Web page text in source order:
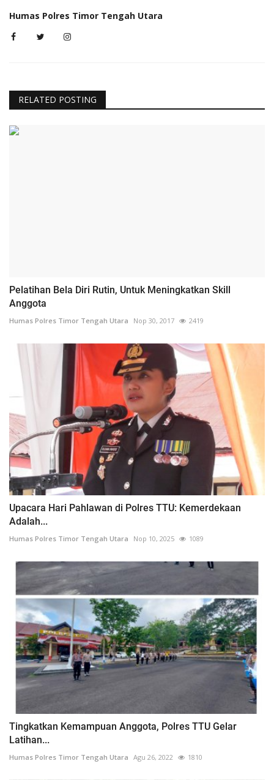
Humas Polres Timor Tengah Utara
RELATED POSTING
Pelatihan Bela Diri Rutin, Untuk Meningkatkan Skill
Anggota
Humas Polres Timor Tengah Utara Nop 30, 2017 2419
Upacara Hari Pahlawan di Polres TTU: Kemerdekaan
Adalah...
Humas Polres Timor Tengah Utara Nop 10, 2025 1089
Tingkatkan Kemampuan Anggota, Polres TTU Gelar
Latihan...
Humas Polres Timor Tengah Utara Agu 26, 2022 1810